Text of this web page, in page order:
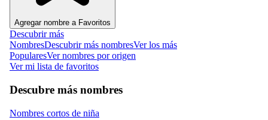
Agregar nombre a Favoritos
Descubrir más
NombresDescubrir más nombresVer los más
PopularesVer nombres por origen
Ver mi lista de favoritos
Descubre más nombres
Nombres cortos de niña